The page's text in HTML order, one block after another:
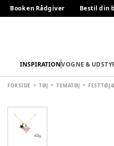
Book en Rådgiver Bestil din
INSPIRATIONVOGNE &
FORSIDE TØJ TEMATØJ FESTTØJ